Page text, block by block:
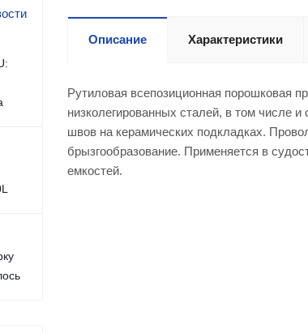
Описание Характеристики
Рутиловая всепозиционная порошковая
низколегированных сталей, в том числе
швов на керамических подкладках.
брызгообразование. Применяется в
емкостей.